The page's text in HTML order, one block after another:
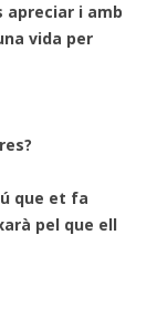
apreciar i amb
vida per
que et fa
pel que ell